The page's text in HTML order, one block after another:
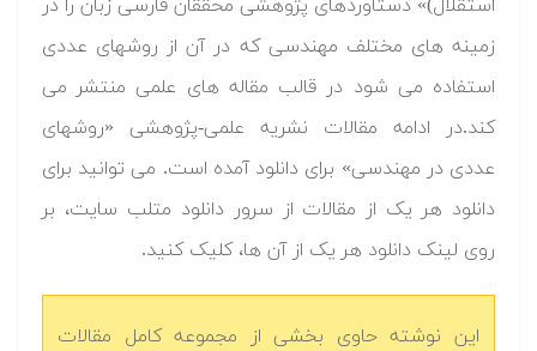
استقلال)» دستاوردهای پژوهشی محققان فارسی زبان را در
زمینه های مختلف مهندسی که در آن از روشهای عددی
استفاده می شود در قالب مقاله های علمی منتشر می
کند.در ادامه مقالات نشریه علمی-پژوهشی «روشهای
عددی در مهندسی» برای دانلود آمده است. می توانید برای
دانلود هر یک از مقالات از سرور دانلود متلب سایت، بر
روی لینک دانلود هر یک از آن ها، کلیک کنید.
این نوشته حاوی بخشی از مجموعه کامل مقالات